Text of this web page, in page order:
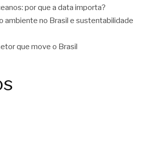
por que a data importa?
ambiente no Brasil e sustentabilidade
que move o Brasil